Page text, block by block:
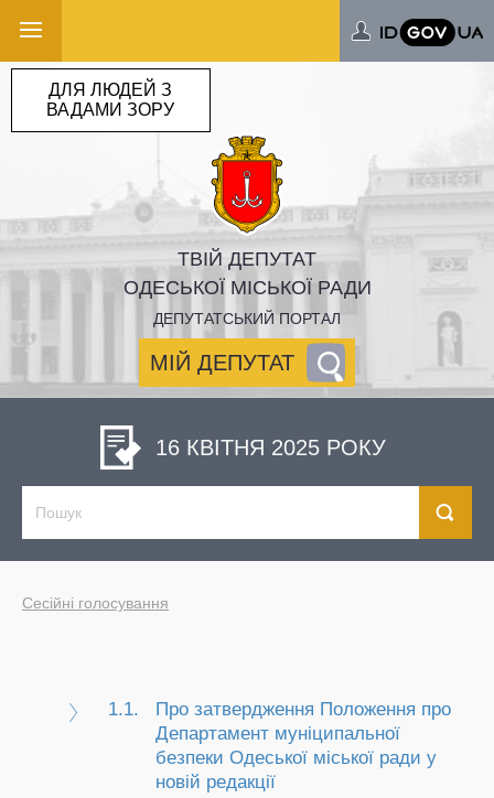
ТВІЙ ДЕПУТАТ
ОДЕСЬКОЇ МІСЬКОЇ РАДИ
ДЕПУТАТСЬКИЙ ПОРТАЛ
МІЙ ДЕПУТАТ
ДЛЯ ЛЮДЕЙ З
ВАДАМИ ЗОРУ
16 КВІТНЯ 2025 РОКУ
Сесійні голосування
1.1.
Про затвердження Положення про
Департамент муніципальної
безпеки Одеської міської ради у
новій редакції